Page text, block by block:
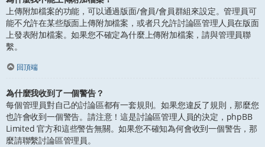
上傳附加檔案的功能，可以通過版面/會員/會員群組來設定。管理員可
能不允許在某些版面上傳附加檔案，或者只允許討論區管理人員在版面
上發表附加檔案。如果您不確定為什麼上傳附加檔案，請與管理員聯
繫。
回頂端
為什麼我收到了一個警告？
每個管理員對自己的討論區都有一套規則。如果您違反了規則，那麼您
也許會收到一個警告。請注意！這是討論區管理人員的決定，phpBB
Limited 官方和這些警告無關。如果您不確知為何會收到一個警告，那
麼請聯繫討論區管理員。